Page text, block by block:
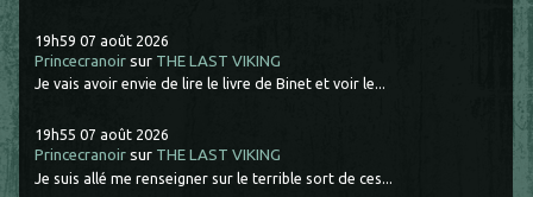
19h59 07 août 2026
Princecranoir sur THE LAST VIKING
Je vais avoir envie de lire le livre de Binet et voir le...
19h55 07 août 2026
Princecranoir sur THE LAST VIKING
Je suis allé me renseigner sur le terrible sort de ces...